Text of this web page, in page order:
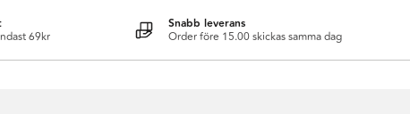
69kr
Snabb leverans
Order före 15.00 skickas samma dag